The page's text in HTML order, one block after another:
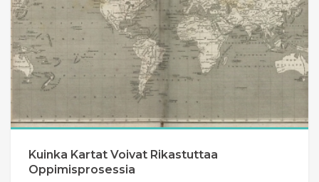
Kuinka Kartat Voivat Rikastuttaa
Oppimisprosessia